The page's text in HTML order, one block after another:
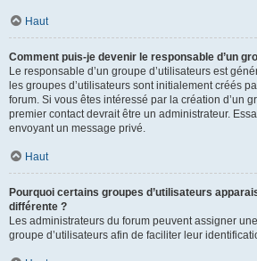
Haut
Comment puis-je devenir le responsable d’un
Le responsable d’un groupe d’utilisateurs est
les groupes d’utilisateurs sont initialement créés
forum. Si vous êtes intéressé par la création d’un
premier contact devrait être un administrateur.
envoyant un message privé.
Haut
Pourquoi certains groupes d’utilisateurs
différente ?
Les administrateurs du forum peuvent assigner
groupe d’utilisateurs afin de faciliter leur